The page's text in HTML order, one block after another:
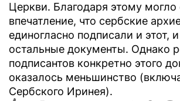
Церкви. Благодаря этому могло
впечатление, что сербские
единогласно подписали и этот,
остальные документы. Однако
подписантов конкретно этого
оказалось меньшинство
Сербского Иринея).